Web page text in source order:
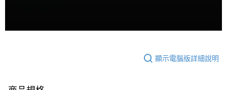
顯示電腦版詳細說明